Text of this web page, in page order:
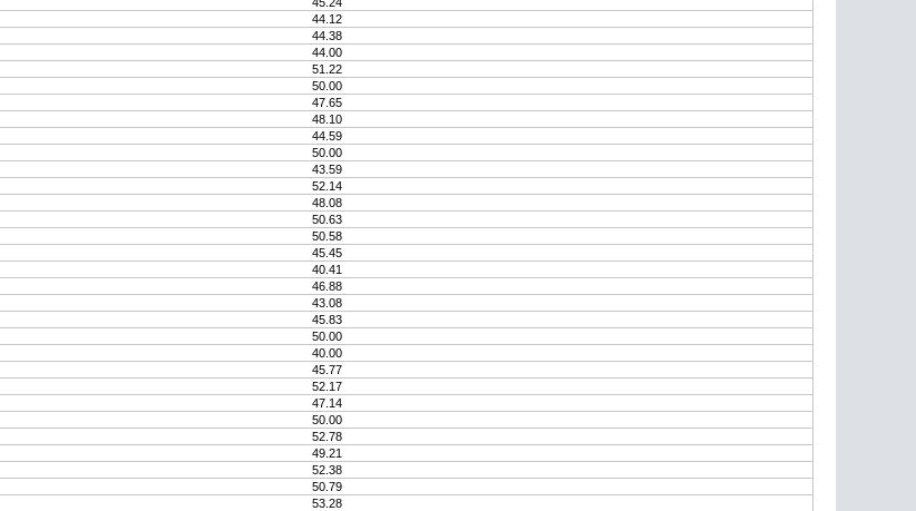
44.12
44.38
44.00
51.22
50.00
47.65
48.10
44.59
50.00
43.59
52.14
48.08
50.63
50.58
45.45
40.41
46.88
43.08
45.83
50.00
40.00
45.77
52.17
47.14
50.00
52.78
49.21
52.38
50.79
53.28